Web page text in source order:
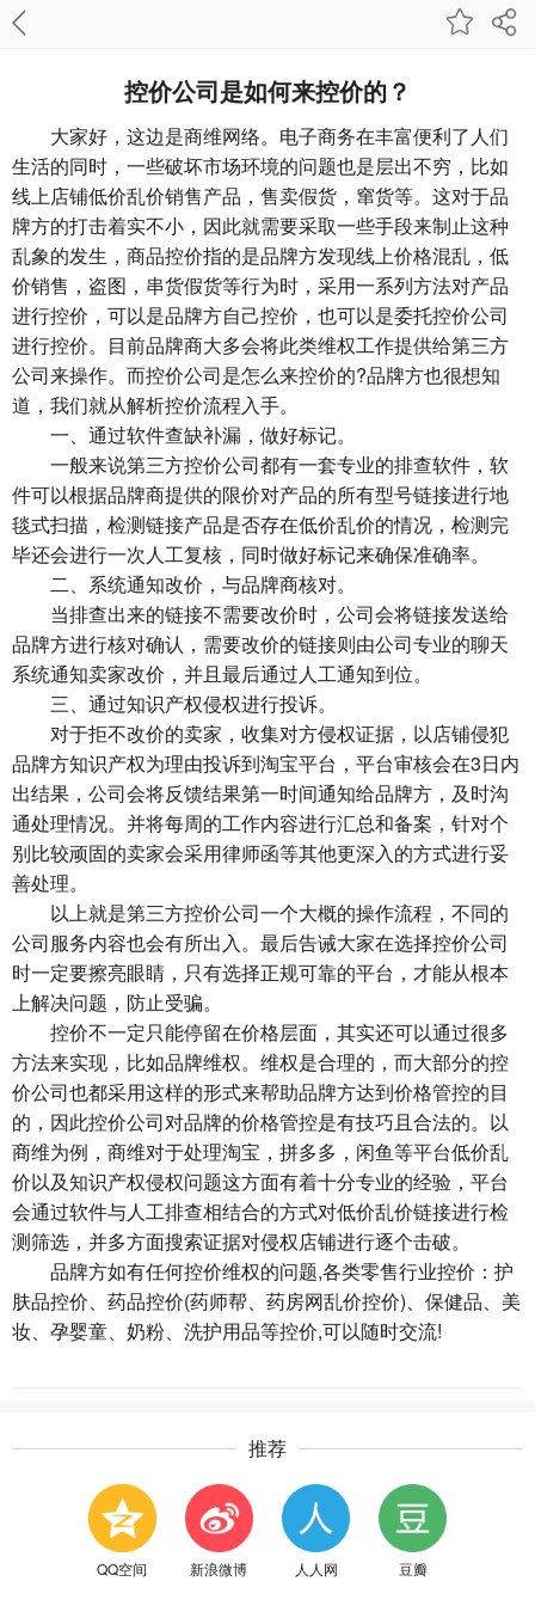
控价公司是如何来控价的？
大家好，这边是商维网络。电子商务在丰富便利了人们
生活的同时，一些破坏市场环境的问题也是层出不穷，比如
线上店铺低价乱价销售产品，售卖假货，窜货等。这对于品
牌方的打击着实不小，因此就需要采取一些手段来制止这种
乱象的发生，商品控价指的是品牌方发现线上价格混乱，低
价销售，盗图，串货假货等行为时，采用一系列方法对产品
进行控价，可以是品牌方自己控价，也可以是委托控价公司
进行控价。目前品牌商大多会将此类维权工作提供给第三方
公司来操作。而控价公司是怎么来控价的?品牌方也很想知
道，我们就从解析控价流程入手。
一、通过软件查缺补漏，做好标记。
一般来说第三方控价公司都有一套专业的排查软件，软
件可以根据品牌商提供的限价对产品的所有型号链接进行地
毯式扫描，检测链接产品是否存在低价乱价的情况，检测完
毕还会进行一次人工复核，同时做好标记来确保准确率。
二、系统通知改价，与品牌商核对。
当排查出来的链接不需要改价时，公司会将链接发送给
品牌方进行核对确认，需要改价的链接则由公司专业的聊天
系统通知卖家改价，并且最后通过人工通知到位。
三、通过知识产权侵权进行投诉。
对于拒不改价的卖家，收集对方侵权证据，以店铺侵犯
品牌方知识产权为理由投诉到淘宝平台，平台审核会在3日内
出结果，公司会将反馈结果第一时间通知给品牌方，及时沟
通处理情况。并将每周的工作内容进行汇总和备案，针对个
别比较顽固的卖家会采用律师函等其他更深入的方式进行妥
善处理。
以上就是第三方控价公司一个大概的操作流程，不同的
公司服务内容也会有所出入。最后告诫大家在选择控价公司
时一定要擦亮眼睛，只有选择正规可靠的平台，才能从根本
上解决问题，防止受骗。
控价不一定只能停留在价格层面，其实还可以通过很多
方法来实现，比如品牌维权。维权是合理的，而大部分的控
价公司也都采用这样的形式来帮助品牌方达到价格管控的目
的，因此控价公司对品牌的价格管控是有技巧且合法的。以
商维为例，商维对于处理淘宝，拼多多，闲鱼等平台低价乱
价以及知识产权侵权问题这方面有着十分专业的经验，平台
会通过软件与人工排查相结合的方式对低价乱价链接进行检
测筛选，并多方面搜索证据对侵权店铺进行逐个击破。
品牌方如有任何控价维权的问题,各类零售行业控价：护
肤品控价、药品控价(药师帮、药房网乱价控价)、保健品、美
妆、孕婴童、奶粉、洗护用品等控价,可以随时交流!
推荐
QQ空间 新浪微博 人人网 豆瓣